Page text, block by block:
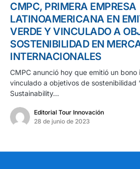
CMPC, PRIMERA EMPRESA
LATINOAMERICANA EN
VERDE Y VINCULADO A
SOSTENIBILIDAD EN
INTERNACIONALES
CMPC anunció hoy que emitió un
vinculado a objetivos de sostenibilidad
Sustainability…
Editorial Tour Innovación
28 de junio de 2023